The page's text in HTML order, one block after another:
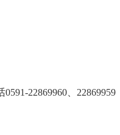
22869960、22869959